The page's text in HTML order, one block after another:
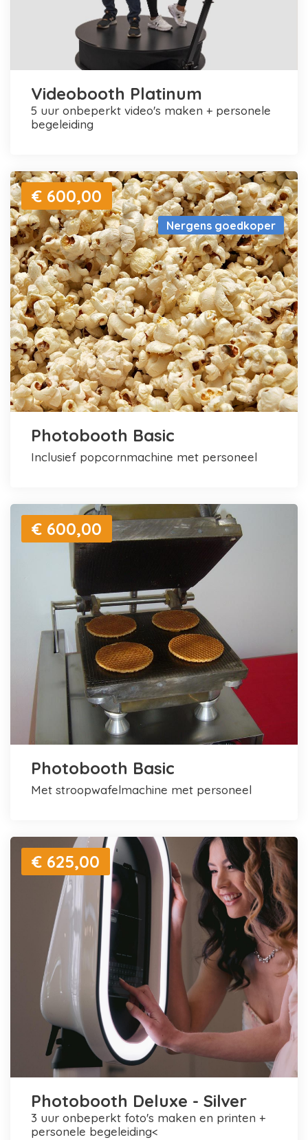
Videobooth Platinum
5 uur onbeperkt video's maken + personele
begeleiding
Nergens goedkoper
€ 600,00
Photobooth Basic
inclusief popcornmachine met personeel
€ 600,00
Photobooth Basic
met stroopwafelmachine met personeel
€ 625,00
Photobooth Deluxe - Silver
3 uur onbeperkt foto's maken en printen +
personele begeleiding<